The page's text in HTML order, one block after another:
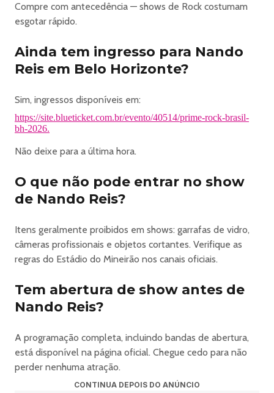
superiores do Mineirão, com uma visão panorâmica incrível
do palco.
E tem mais: um palco exclusivo da School of Rock, com
shows nos intervalos das bandas.
Porque aqui…
Na Pista você também encontra a maior loja oficial do
festival, entrada exclusiva, bares e banheiros
independentes.
Na Pista Rock Brasil você também tem acesso a banheiros
físicos do estádio
E ainda encontra a maior praça de alimentação do
evento, com diversos restaurantes e uma área de
descompressão pra relaxar entre os shows.
coisas feitas pelo coração.
: : CAMAROTE SECRETO : :
Um espaço confortável, reservado e com capacidade
E com um super diferencial: um palco exclusivo só dele.
É no Camarote Secreto que
vão apresentar um showzaço especial nessa edição.
O espaço é ultra confortável, tem acesso ao front stage e
uma estrutura pensada para quem quer viver o festival
com mais comodidade.
Compre com antecedência — shows de Rock costumam
esgotar rápido.
Ainda tem ingresso para Nando
Reis em Belo Horizonte?
Sim, ingressos disponíveis em:
https://site.blueticket.com.br/evento/40514/prime-rock-brasil-
bh-2026.
Não deixe para a última hora.
O que não pode entrar no show
de Nando Reis?
Itens geralmente proibidos em shows: garrafas de vidro,
câmeras profissionais e objetos cortantes. Verifique as
regras do Estádio do Mineirão nos canais oficiais.
Tem abertura de show antes de
Nando Reis?
A programação completa, incluindo bandas de abertura,
está disponível na página oficial. Chegue cedo para não
perder nenhuma atração.
CONTINUA DEPOIS DO ANÚNCIO